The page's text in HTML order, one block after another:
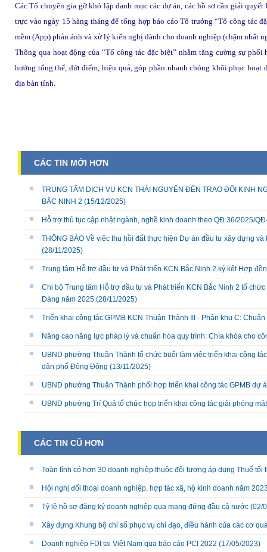
Các Tổ chuyên gia gỡ khó lập danh mục các dự án, các hồ sơ cần giải
trực vào ngày 15 hàng tháng để tổng hợp báo cáo Tổ trưởng “Tổ công tác
mềm (App) phản ánh và xử lý kiến nghị dành cho doanh nghiệp (chậm nhất
Thông qua hoạt động của “Tổ công tác đặc biệt” nhằm tăng cường sự
hướng tổng thể, dứt điểm, hiệu quả, góp phần nhanh chóng khôi phục
địa bàn tỉnh.
CÁC TIN MỚI HƠN
TRUNG TÂM DỊCH VỤ KCN THÁI NGUYÊN ĐẾN TRAO ĐỔI KINH
BẮC NINH 2 (15/12/2025)
Hỗ trợ thủ tục cập nhật ngành, nghề kinh doanh theo QĐ 36/2025/
THÔNG BÁO Về việc thu hồi đất thực hiện Dự án đầu tư xây dựng
(28/11/2025)
Trung tâm Hỗ trợ đầu tư và Phát triển KCN Bắc Ninh 2 ký kết Hợp
Chi bộ Trung tâm Hỗ trợ đầu tư và Phát triển KCN Bắc Ninh 2 tổ
Đảng năm 2025 (28/11/2025)
Triển khai công tác GPMB KCN Thuận Thành III - Phân khu C:
Nâng cao năng lực pháp lý và chuẩn hóa quy trình: Chìa khóa cho
UBND phường Thuận Thành tổ chức buổi làm việc triển khai công
dân phố Đông Đông (13/11/2025)
UBND phường Thuận Thành phối hợp triển khai công tác GPMB dự
UBND phường Trí Quả tổ chức họp triển khai công tác giải phóng
CÁC TIN CŨ HƠN
Toàn tỉnh có hơn 30 doanh nghiệp thuộc đối tượng áp dụng Thuế tối
Hội nghị đối thoại doanh nghiệp, hợp tác xã, hộ kinh doanh năm
Tỷ lệ hồ sơ đăng ký doanh nghiệp qua mạng đứng đầu cả nước (02/
Xây dựng Khung bộ chỉ số phục vụ chỉ đạo, điều hành của các cơ
Doanh nghiệp FDI tại Việt Nam qua báo cáo PCI 2022 (17/05/2023)